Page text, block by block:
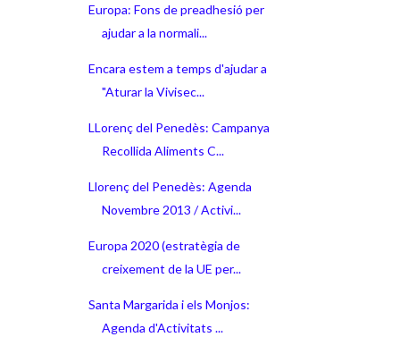
Europa: Fons de preadhesió per
ajudar a la normali...
Encara estem a temps d'ajudar a
"Aturar la Vivisec...
LLorenç del Penedès: Campanya
Recollida Aliments C...
Llorenç del Penedès: Agenda
Novembre 2013 / Activi...
Europa 2020 (estratègia de
creixement de la UE per...
Santa Margarida i els Monjos:
Agenda d'Activitats ...